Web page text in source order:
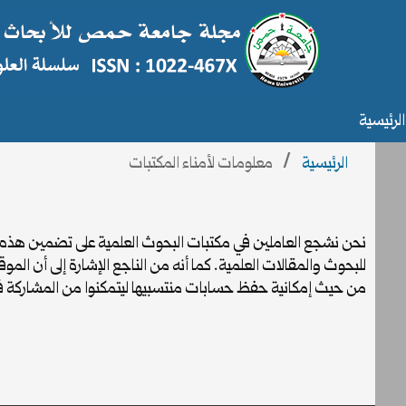
الرئيسية
الرئيسية / معلومات لأمناء المكتبات
نحن نشجع العاملين في مكتبات البحوث العلمية على تضمين هذه
للبحوث والمقالات العلمية. كما أنه من الناجع الإشارة إلى
من حيث إمكانية حفظ حسابات منتسبيها ليتمكنوا من المشاركة